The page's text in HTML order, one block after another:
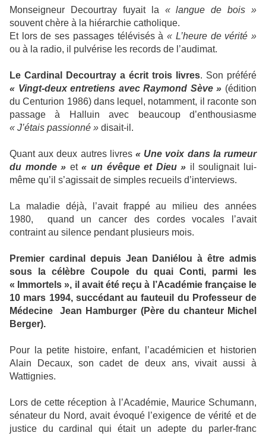
Monseigneur Decourtray fuyait la « langue de bois »
souvent chère à la hiérarchie catholique.
Et lors de ses passages télévisés à« L’heure de vérité »
ou à la radio, il pulvérise les records de l’audimat.
Le Cardinal Decourtray a écrit trois livres. Son préféré
« Vingt-deux entretiens avec Raymond Sève » (édition
du Centurion 1986) dans lequel, notamment, il raconte son
passage à Halluin avec beaucoup d’enthousiasme
« J’étais passionné » disait-il.
Quant aux deux autres livres « Une voix dans la rumeur
du monde » et« un évêque et Dieu » il soulignait lui-
même qu’il s’agissait de simples recueils d’interviews.
La maladie déjà, l’avait frappé au milieu des années
1980, quand un cancer des cordes vocales l’avait
contraint au silence pendant plusieurs mois.
Premier cardinal depuis Jean Daniélou à être admis
sous la célèbre Coupole du quai Conti, parmi les
« Immortels », il avait été reçu à l’Académie française le
10 mars 1994, succédant au fauteuil du Professeur de
Médecine
Jean Hamburger (Père du chanteur Michel
Berger).
Pour la petite histoire, enfant, l’académicien et historien
Alain Decaux, son cadet de deux ans, vivait aussi à
Wattignies.
Lors de cette réception à l’Académie, Maurice Schumann,
sénateur du Nord, avait évoqué l’exigence de vérité et de
justice du cardinal qui était un adepte du parler-franc